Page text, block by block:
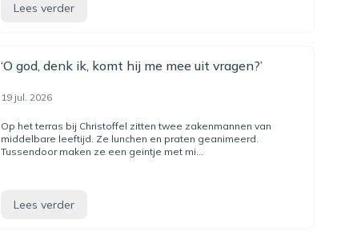
Lees verder
‘O god, denk ik, komt hij me mee uit vragen?’
19 jul. 2026
Op het terras bij Christoffel zitten twee zakenmannen van
middelbare leeftijd. Ze lunchen en praten geanimeerd.
Tussendoor maken ze een geintje met mi...
Lees verder